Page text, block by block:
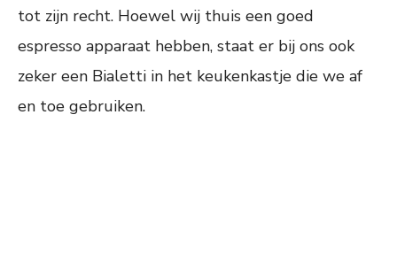
tot zijn recht. Hoewel wij thuis een goed
espresso apparaat hebben, staat er bij ons ook
zeker een Bialetti in het keukenkastje die we af
en toe gebruiken.